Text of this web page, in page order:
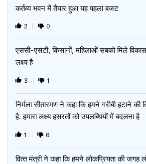
कर्तव्य भवन में तैयार हुआ यह पहला बजट
2 0
एससी-एसटी, किसानों, महिलाओं सबको मिले
लक्ष्‍य है
3 1
निर्मला सीतारमण ने कहा कि हमने गरीबी हटाने की
है. हमारा लक्ष्य हसरतों को उपलब्धियों में बदलना है
1 6
वित्‍त मंत्री ने कहा कि हमने लोकप्रियता की जगह